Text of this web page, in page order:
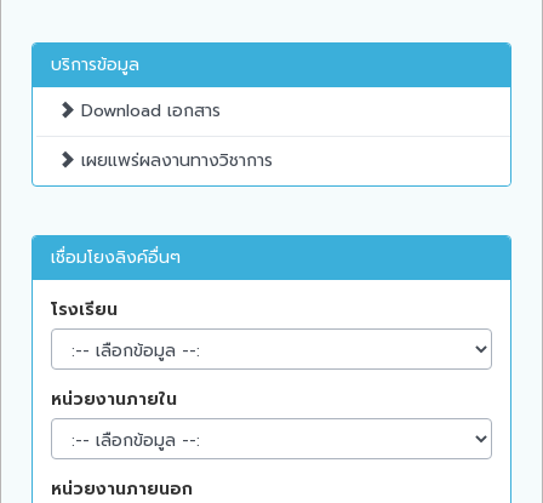
บริการข้อมูล
Download เอกสาร
เผยแพร่ผลงานทางวิชาการ
เชื่อมโยงลิงค์อื่นๆ
โรงเรียน
หน่วยงานภายใน
หน่วยงานภายนอก